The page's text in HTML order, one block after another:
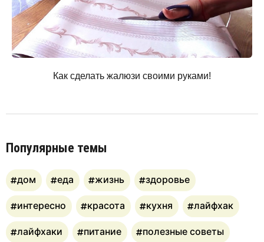
Как сделать жалюзи своими руками!
Популярные темы
дом еда жизнь здоровье
интересно красота кухня лайфхак
лайфхаки питание полезные советы